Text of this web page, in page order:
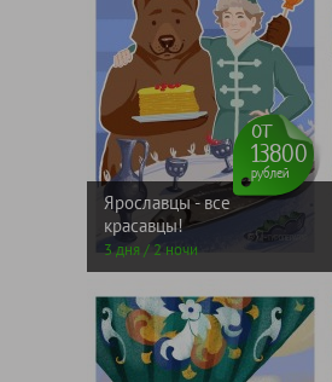
Ярославцы - все
красавцы!
3 дня / 2 ночи
от
13800
рублей